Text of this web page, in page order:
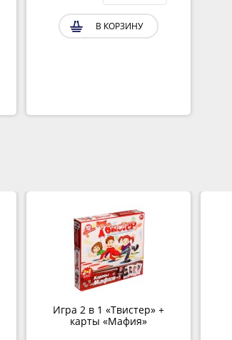
В КОРЗИНУ
Игра 2 в 1 «Твистер» +
карты «Мафия»